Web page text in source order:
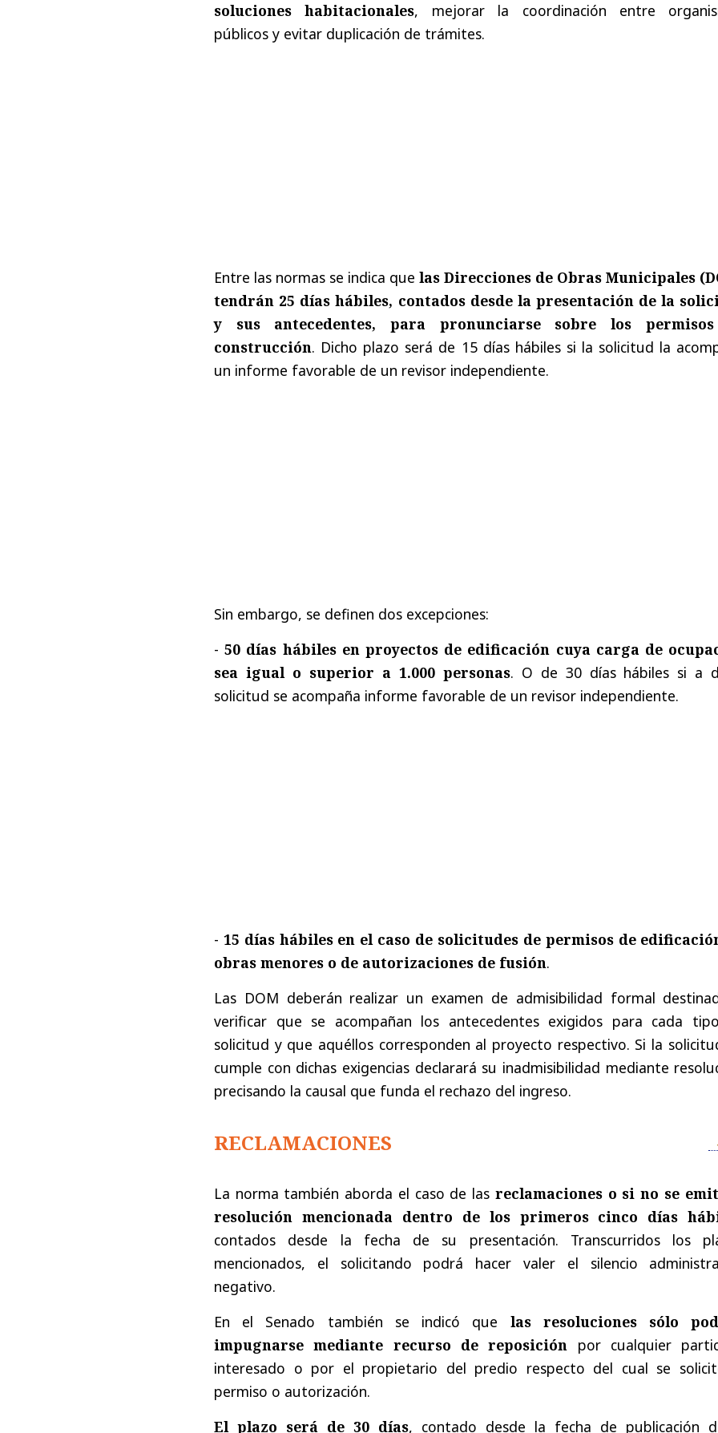
soluciones habitacionales, mejorar la coordinación entre
públicos y evitar duplicación de trámites.
Entre las normas se indica quelas Direcciones de Obras Municipales
tendrán 25 días hábiles, contados desde la presentación de la
y sus antecedentes, para pronunciarse sobre los
construcción. Dicho plazo será de 15 días hábiles si la solicitud la
un informe favorable de un revisor independiente.
Sin embargo, se definen dos excepciones:
-50 días hábiles en proyectos de edificación cuya carga de
sea igual o superior a 1.000 personas. O de 30 días hábiles si a
solicitud se acompaña informe favorable de un revisor independiente.
- 15 días hábiles en el caso de solicitudes de permisos de
obras menores o de autorizaciones de fusión.
Las DOM deberán realizar un examen de admisibilidad formal
verificar que se acompañan los antecedentes exigidos para cada
solicitud y que aquéllos corresponden al proyecto respectivo. Si la
cumple con dichas exigencias declarará su inadmisibilidad mediante
precisando la causal que funda el rechazo del ingreso.
RECLAMACIONES
La norma también aborda el caso de las reclamaciones o si no se
resolución mencionada dentro de los primeros cinco días
contados desde la fecha de su presentación. Transcurridos los
mencionados, el solicitando podrá hacer valer el silencio
negativo.
En el Senado también se indicó que las resoluciones sólo
impugnarse mediante recurso de reposición por cualquier
interesado o por el propietario del predio respecto del cual se
permiso o autorización.
El plazo será de 30 días, contado desde la fecha de publicación